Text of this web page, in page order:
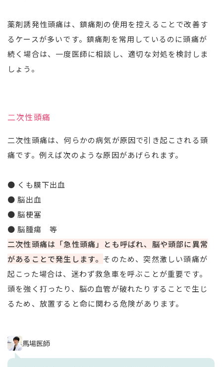
薬剤誘発性頭痛は、鎮痛剤の使用を控えることで改善す
るケースが多いです。鎮痛剤を常用しているのに頭痛が
続く場合は、一度医師に相談し、適切な対処を検討しま
しょう。
二次性頭痛
二次性頭痛は、何らかの病気が原因で引き起こされる頭
痛です。例えば次のような原因があげられます。
● くも膜下出血
● 脳出血
● 脳梗塞
● 脳腫瘍 等
二次性頭痛は「急性頭痛」とも呼ばれ、脳や頭部に異常
があることで発生します。 そのため、突然激しい頭痛が
起こった場合は、迷わず救急車を呼ぶことが重要です。
頭を強く打ったり、脳の血管が破れたりすることで生じ
るため、放置すると命に関わる危険があります。
馬場医師